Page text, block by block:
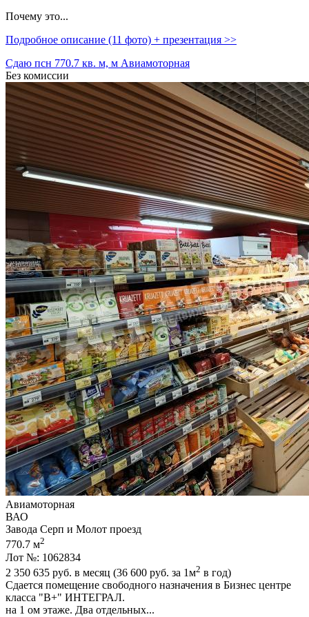
Почему это...
Подробное описание (11 фото) + презентация >>
Сдаю псн 770.7 кв. м, м Авиамоторная
Без комиссии
Авиамоторная
ВАО
Завода Серп и Молот проезд
770.7 м2
Лот №: 1062834
2 350 635 руб. в месяц (36 600 руб. за 1м2 в год)
Сдается помещение свободного назначения в Бизнес центре
класса "В+" ИНТЕГРАЛ.
на 1 ом этаже. Два отдельных...